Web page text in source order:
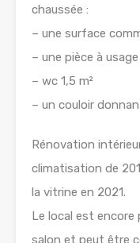
chaussée :
– une surface
– une pièce à
– wc 1,5 m²
– un couloir
Rénovation
climatisation de
la vitrine en 2021.
Le local est encore
salon et peut être